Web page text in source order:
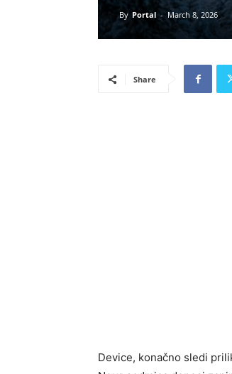
By Portal - March 8, 2026
Share
Device, konačno sledi